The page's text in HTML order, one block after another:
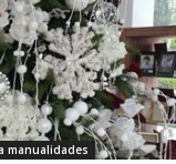
manualidades